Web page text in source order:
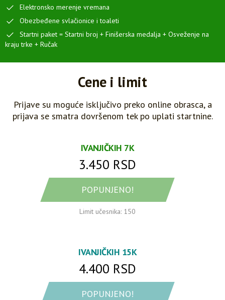
Elektronsko merenje vremana
Obezbeđene svlačionice i toaleti
Startni paket = Startni broj + Finišerska medalja + Osveženje na
kraju trke + Ručak
Cene i limit
Prijave su moguće isključivo preko online obrasca, a
prijava se smatra dovršenom tek po uplati startnine.
IVANJIČKIH 7K
3.450 RSD
POPUNJENO!
Limit učesnika: 150
IVANJIČKIH 15K
4.400 RSD
POPUNJENO!